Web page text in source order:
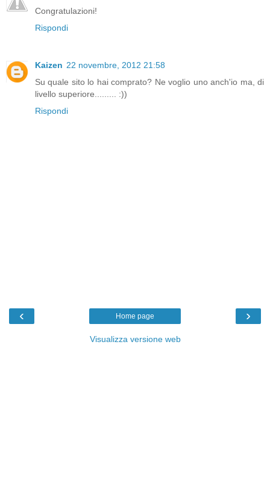
Congratulazioni!
Rispondi
Kaizen 22 novembre, 2012 21:58
Su quale sito lo hai comprato? Ne voglio uno anch'io ma, di
livello superiore......... :))
Rispondi
‹ ›
Home page
Visualizza versione web